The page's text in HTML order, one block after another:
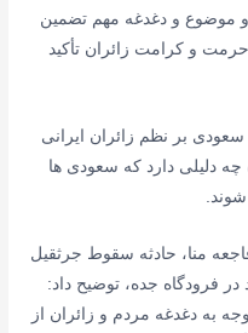
موضوع و دغدغه مهم تضمین
و کرامت زائران تأکید
بر نظم زائران ایرانی
چه دلیلی دارد که سعودی ها
شوند.
منا، حادثه سقوط جرثقیل
فرودگاه جده، توضیح داد:
به دغدغه مردم و زائران از